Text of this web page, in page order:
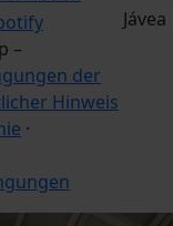
–
der
Hinweis
·
Jávea